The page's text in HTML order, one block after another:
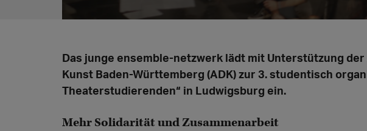
Das junge ensemble-netzwerk lädt mit Unterstützung
Kunst Baden-Württemberg (ADK) zur 3. studentisch
Theaterstudierenden“ in Ludwigsburg ein.
Mehr Solidarität und Zusammenarbeit